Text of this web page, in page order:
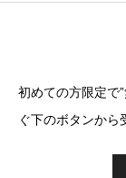
初めての方限定で
ぐ下のボタンから